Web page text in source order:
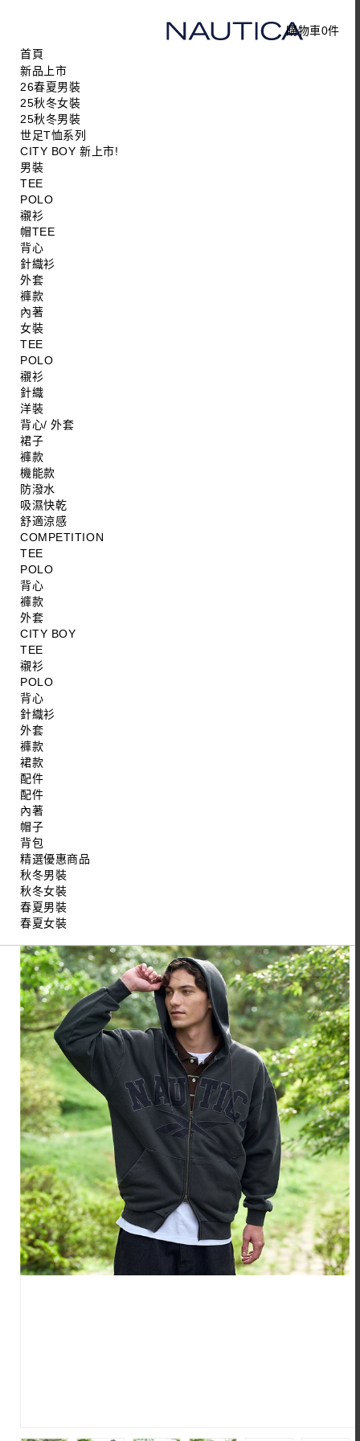
購物車0件
首頁
新品上市
26春夏男裝
25秋冬女裝
25秋冬男裝
世足T恤系列
CITY BOY 新上市!
男裝
TEE
POLO
襯衫
帽TEE
背心
針織衫
外套
褲款
內著
女裝
TEE
POLO
襯衫
針織
洋裝
背心/ 外套
裙子
褲款
機能款
防潑水
吸濕快乾
舒適涼感
COMPETITION
TEE
POLO
背心
褲款
外套
CITY BOY
TEE
襯衫
POLO
背心
針織衫
外套
褲款
裙款
配件
配件
內著
帽子
背包
精選優惠商品
秋冬男裝
秋冬女裝
春夏男裝
春夏女裝